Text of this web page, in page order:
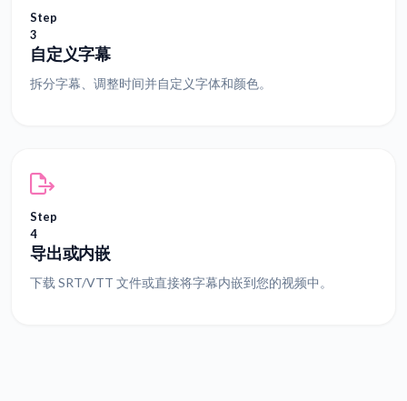
Step
3
自定义字幕
拆分字幕、调整时间并自定义字体和颜色。
Step
4
导出或内嵌
下载 SRT/VTT 文件或直接将字幕内嵌到您的视频中。